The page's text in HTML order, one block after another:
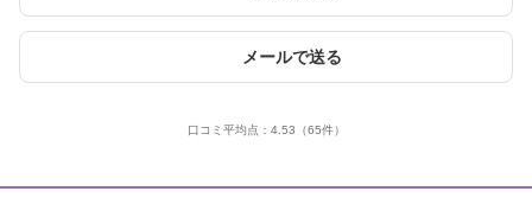
メールで送る
口コミ平均点： 4.53 （65件）